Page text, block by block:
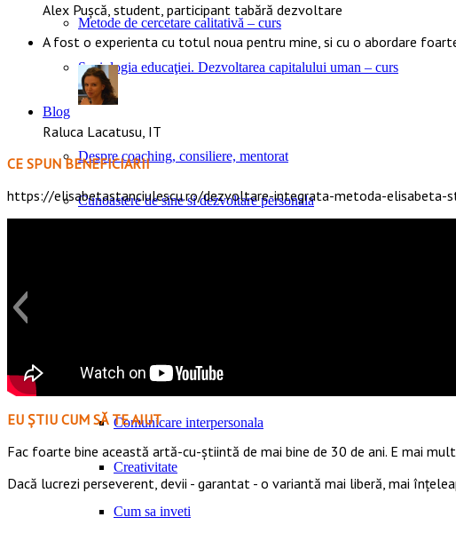
Metode de cercetare calitativă – curs
Sociologia educaţiei. Dezvoltarea capitalului uman – curs
Blog
Despre coaching, consiliere, mentorat
Cunoastere de sine si dezvoltare personala
Psihologie pozitiva aplicata
Comunicare interpersonala
Creativitate
Cum sa inveti
Alex Pușcă, student, participant tabără dezvoltare
A fost o experienta cu totul noua pentru mine, si cu o abordare
Raluca Lacatusu, IT
CE SPUN BENEFICIARII
https://elisabetastanciulescu.ro/dezvoltare-integrata-metoda-elisabeta-
EU ȘTIU CUM SĂ TE AJUT
Fac foarte bine această artă-cu-știintă de mai bine de 30 de ani. E mai
Dacă lucrezi perseverent, devii - garantat - o variantă mai liberă, mai